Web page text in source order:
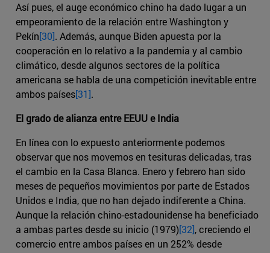
Así pues, el auge económico chino ha dado lugar a un
empeoramiento de la relación entre Washington y
Pekín[30]. Además, aunque Biden apuesta por la
cooperación en lo relativo a la pandemia y al cambio
climático, desde algunos sectores de la política
americana se habla de una competición inevitable entre
ambos países[31].
El grado de alianza entre EEUU e India
En línea con lo expuesto anteriormente podemos
observar que nos movemos en tesituras delicadas, tras
el cambio en la Casa Blanca. Enero y febrero han sido
meses de pequeños movimientos por parte de Estados
Unidos e India, que no han dejado indiferente a China.
Aunque la relación chino-estadounidense ha beneficiado
a ambas partes desde su inicio (1979)[32], creciendo el
comercio entre ambos países en un 252% desde